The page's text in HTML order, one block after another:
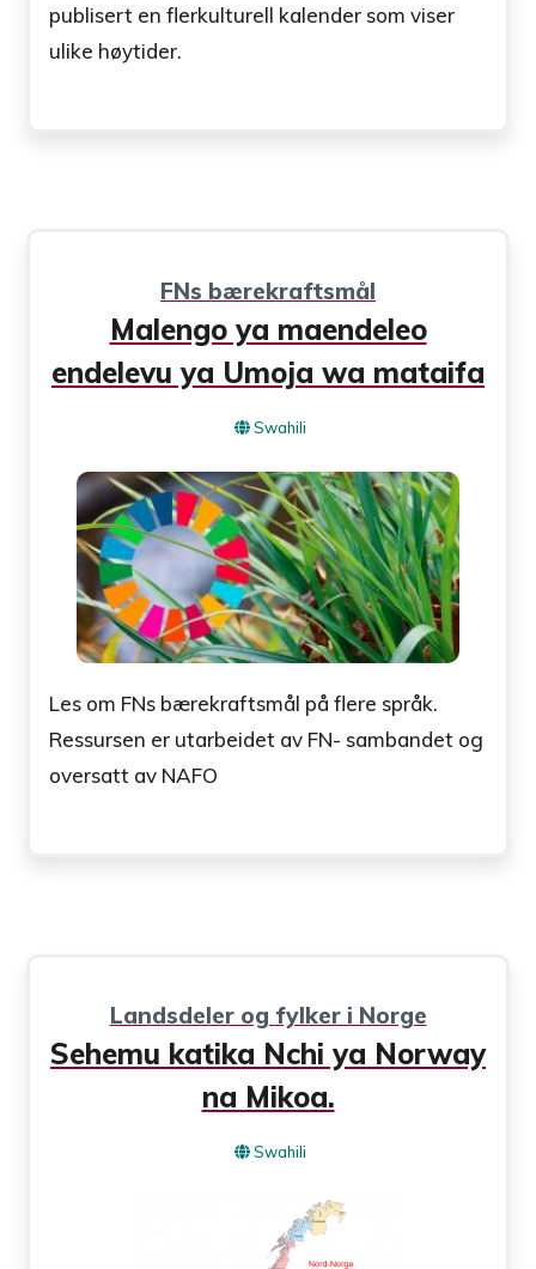
publisert en flerkulturell kalender som viser
ulike høytider.
FNs bærekraftsmål
Malengo ya maendeleo
endelevu ya Umoja wa mataifa
Swahili
Les om FNs bærekraftsmål på flere språk.
Ressursen er utarbeidet av FN- sambandet og
oversatt av NAFO
Landsdeler og fylker i Norge
Sehemu katika Nchi ya Norway
na Mikoa.
Swahili